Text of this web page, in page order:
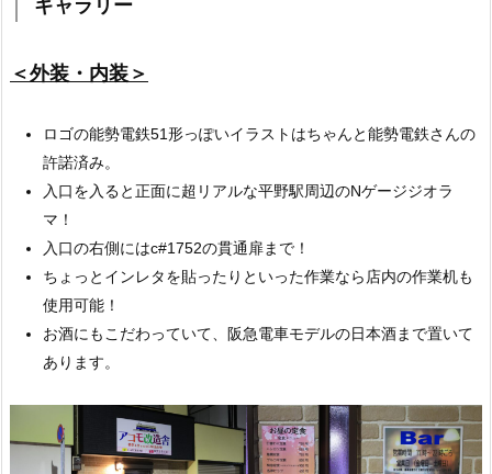
ギャラリー
＜外装・内装＞
ロゴの能勢電鉄51形っぽいイラストはちゃんと能勢電鉄さんの
許諾済み。
入口を入ると正面に超リアルな平野駅周辺のNゲージジオラ
マ！
入口の右側にはc#1752の貫通扉まで！
ちょっとインレタを貼ったりといった作業なら店内の作業机も
使用可能！
お酒にもこだわっていて、阪急電車モデルの日本酒まで置いて
あります。